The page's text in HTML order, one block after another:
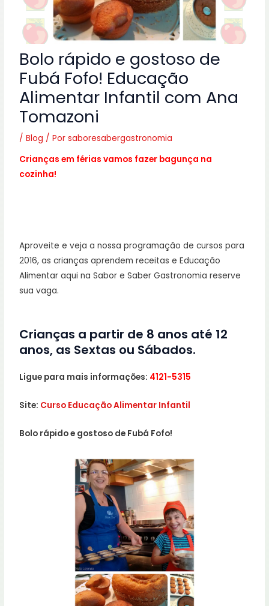
Bolo rápido e gostoso de
Fubá Fofo! Educação
Alimentar Infantil com Ana
Tomazoni
/Blog / Porsaboresabergastronomia
Crianças em férias vamos fazer bagunça na
cozinha!
Aproveite e veja a nossa programação de cursos para
2016, as crianças aprendem receitas e Educação
Alimentar aqui na Sabor e Saber Gastronomia reserve
sua vaga.
Crianças a partir de 8 anos até 12
anos, as Sextas ou Sábados.
Ligue para mais informações: 4121-5315
Site: Curso Educação Alimentar Infantil
Bolo rápido e gostoso de Fubá Fofo!